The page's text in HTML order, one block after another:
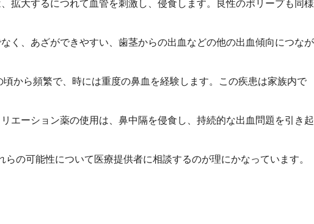
拡大するにつれて血管を刺激し、侵食します。良性のポリープも同様
く、あざができやすい、歯茎からの出血などの他の出血傾向につなが
から頻繁で、時には重度の鼻血を経験します。この疾患は家族内で
エーション薬の使用は、鼻中隔を侵食し、持続的な出血問題を引き起
の可能性について医療提供者に相談するのが理にかなっています。